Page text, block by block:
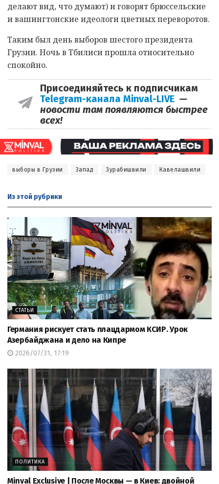
делают вид, что думают) и говорят брюссельские
и вашингтонские идеологи цветных переворотов.
Таким был день выборов шестого президента
Грузии. Ночь в Тбилиси прошла относительно
спокойно.
Присоединяйтесь к подписчикам
Telegram-канала Minval-LIVE —
новости там появляются быстрее
всех!
выборы в Грузии Запад Зурабишвили Кавелашвили
Из этой рубрики
СТАТЬИ
Германия рискует стать плацдармом КСИР. Урок
Азербайджана и дело на Кипре
2026/07/31, 17:19
ПОЛИТИКА
Minval Exclusive | После Москвы — в Киев: двойной